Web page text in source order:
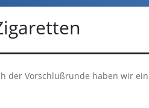
der Vorschlußrunde haben wir